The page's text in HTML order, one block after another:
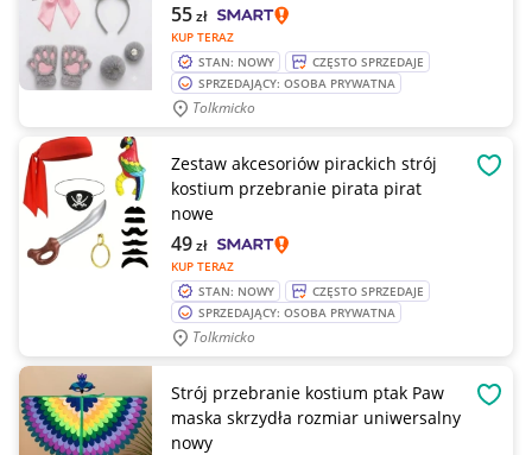
KUP TERAZ
55zł
STAN: NOWY
CZĘSTO SPRZEDAJE
SPRZEDAJĄCY: OSOBA PRYWATNA
Tolkmicko
Zestaw akcesoriów pirackich strój
kostium przebranie pirata pirat
nowe
KUP TERAZ
49zł
STAN: NOWY
CZĘSTO SPRZEDAJE
SPRZEDAJĄCY: OSOBA PRYWATNA
Tolkmicko
Strój przebranie kostium ptak Paw
maska skrzydła rozmiar uniwersalny
nowy